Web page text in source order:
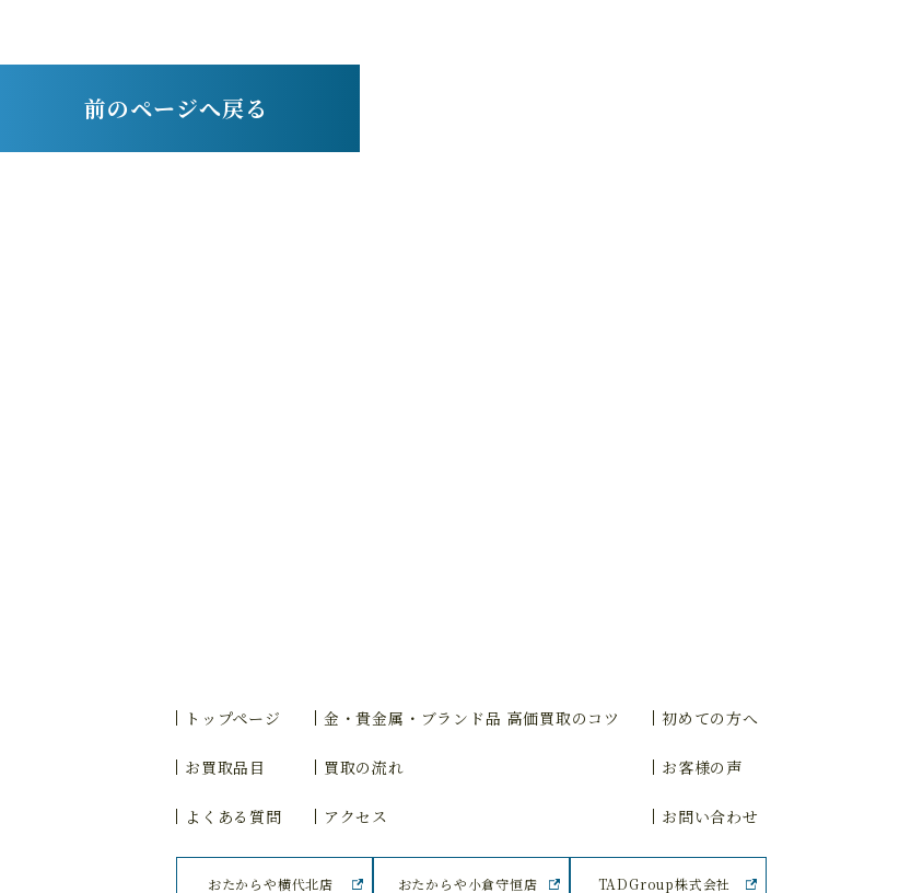
前のページへ戻る
トップページ 金・貴金属・ブランド品 高価買取のコツ 初めての方へ
お買取品目 買取の流れ お客様の声
よくある質問 アクセス お問い合わせ
おたからや横代北店 おたからや小倉守恒店 TADGroup株式会社